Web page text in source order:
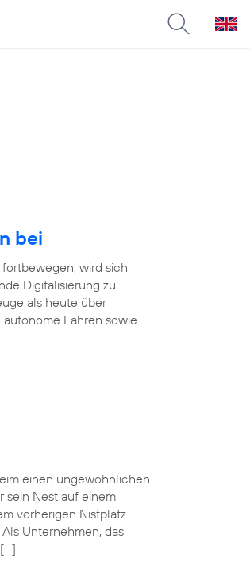
bei
wird sich
Digitalisierung zu
als heute über
Fahren sowie
einen ungewöhnlichen
sein Nest auf einem
vorherigen Nistplatz
Unternehmen, das